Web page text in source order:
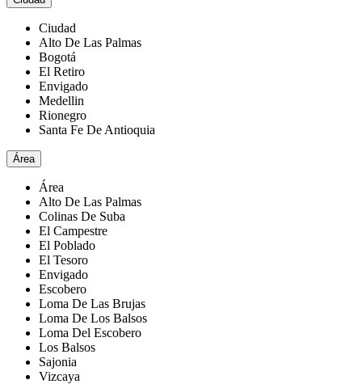
Ciudad
Alto De Las Palmas
Bogotá
El Retiro
Envigado
Medellin
Rionegro
Santa Fe De Antioquia
Área
Área
Alto De Las Palmas
Colinas De Suba
El Campestre
El Poblado
El Tesoro
Envigado
Escobero
Loma De Las Brujas
Loma De Los Balsos
Loma Del Escobero
Los Balsos
Sajonia
Vizcaya